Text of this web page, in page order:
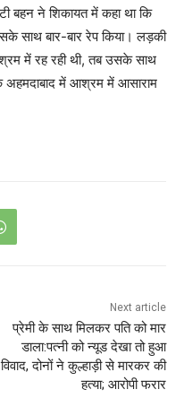
बहन ने शिकायत में कहा था कि
साथ बार-बार रेप किया। लड़की
में रह रही थी, तब उसके साथ
अहमदाबाद में आश्रम में आसाराम
Next article
प्रेमी के साथ मिलकर पति को मार
डाला:पत्नी को न्यूड देखा तो हुआ
विवाद, दोनों ने कुल्हाड़ी से मारकर की
हत्या; आरोपी फरार